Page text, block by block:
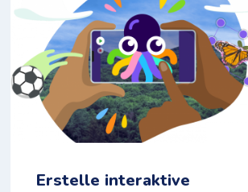
Erstelle interaktive